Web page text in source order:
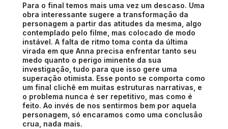
Para o final temos mais uma vez um descaso. Uma
obra interessante sugere a transformação da
personagem a partir das atitudes da mesma, algo
contemplado pelo filme, mas colocado de modo
instável. A falta de ritmo toma conta da última
virada em que Anna precisa enfrentar tanto seu
medo quanto o perigo iminente da sua
investigação, tudo para que isso gere uma
superação otimista. Esse ponto se comporta como
um final clichê em muitas estruturas narrativas, e
o problema nunca é ser repetitivo, mas como é
feito. Ao invés de nos sentirmos bem por aquela
personagem, só encaramos como uma conclusão
crua, nada mais.